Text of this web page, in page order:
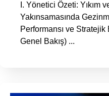
I. Yönetici Özeti: Yıkım
Yakınsamasında
Performansı ve
Genel Bakış) ...